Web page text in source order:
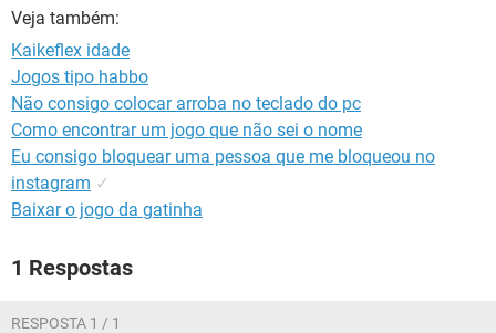
Veja também:
Kaikeflex idade
Jogos tipo habbo
Não consigo colocar arroba no teclado do pc
Como encontrar um jogo que não sei o nome
Eu consigo bloquear uma pessoa que me bloqueou no
instagram ✓
Baixar o jogo da gatinha
1 Respostas
RESPOSTA 1 / 1